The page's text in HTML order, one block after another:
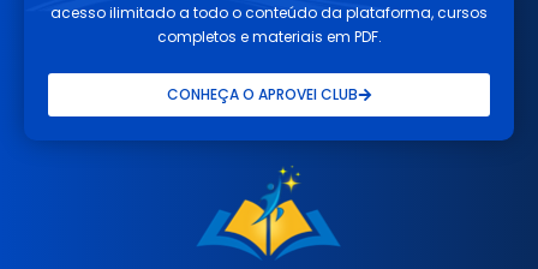
acesso ilimitado a todo o conteúdo da plataforma, cursos
completos e materiais em PDF.
CONHEÇA O APROVEI CLUB